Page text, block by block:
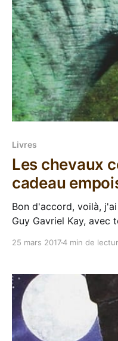
Livres
Les chevaux
cadeau
Bon d'accord, voilà,
Guy Gavriel Kay, avec
25 mars 20174 min de